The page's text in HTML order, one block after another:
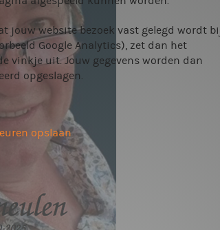
jouw website bezoek vast gelegd wordt
Google Analytics), zet dan het
vinkje uit. Jouw gegevens worden dan
opgeslagen.
opslaan